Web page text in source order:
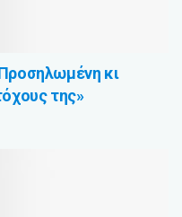
κι
της»